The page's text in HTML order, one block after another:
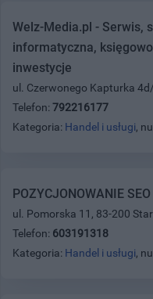
Welz-Media.pl - Serwis,
informatyczna,
inwestycje
ul. Czerwonego Kapturka
Telefon: 792216177
Kategoria: Handel i usługi,
POZYCJONOWANIE
ul. Pomorska 11, 83-200
Telefon: 603191318
Kategoria: Handel i usługi,